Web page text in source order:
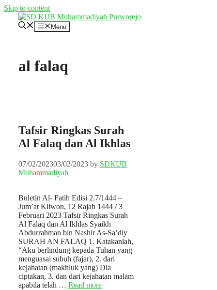
Skip to content
Menu
al falaq
Tafsir Ringkas Surah
Al Falaq dan Al Ikhlas
07/02/202303/02/2023 by SDKUB
Muhammadiyah
Buletin Al- Fatih Edisi 2.7/1444 –
Jum’at Kliwon, 12 Rajab 1444 / 3
Februari 2023 Tafsir Ringkas Surah
Al Falaq dan Al Ikhlas Syaikh
Abdurrahman bin Nashir As-Sa’diy
SURAH AN FALAQ 1. Katakanlah,
“Aku berlindung kepada Tuhan yang
menguasai subuh (fajar), 2. dari
kejahatan (makhluk yang) Dia
ciptakan, 3. dan dari kejahatan malam
apabila telah … Read more